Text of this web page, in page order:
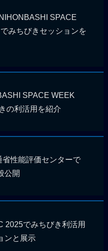
SPACE
みちびきセッションを
SPACE WEEK
の利活用を紹介
省性能評価センターで
公開
2025でみちびき利活用
ンと展示